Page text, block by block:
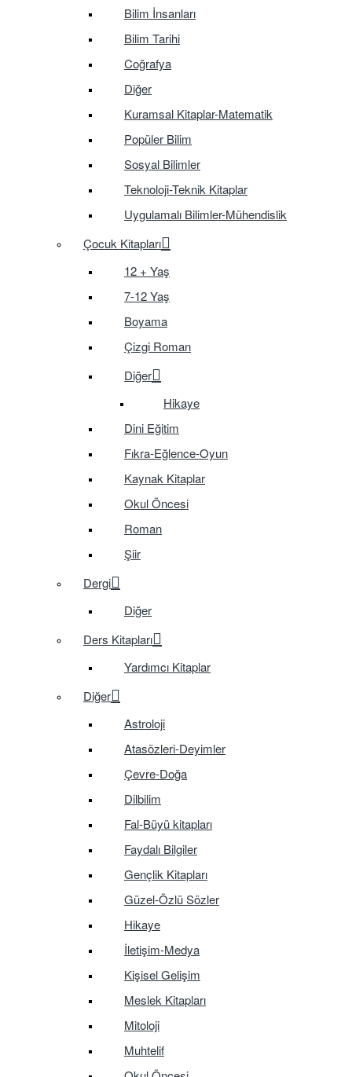
Bilim İnsanları
Bilim Tarihi
Coğrafya
Diğer
Kuramsal Kitaplar-Matematik
Popüler Bilim
Sosyal Bilimler
Teknoloji-Teknik Kitaplar
Uygulamalı Bilimler-Mühendislik
Çocuk Kitapları
12 + Yaş
7-12 Yaş
Boyama
Çizgi Roman
Diğer
Hikaye
Dini Eğitim
Fıkra-Eğlence-Oyun
Kaynak Kitaplar
Okul Öncesi
Roman
Şiir
Dergi
Diğer
Ders Kitapları
Yardımcı Kitaplar
Diğer
Astroloji
Atasözleri-Deyimler
Çevre-Doğa
Dilbilim
Fal-Büyü kitapları
Faydalı Bilgiler
Gençlik Kitapları
Güzel-Özlü Sözler
Hikaye
İletişim-Medya
Kişisel Gelişim
Meslek Kitapları
Mitoloji
Muhtelif